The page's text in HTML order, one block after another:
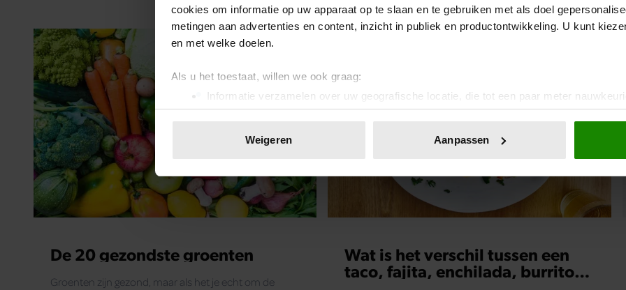
cookies om informatie op uw apparaat op te slaan en te gebruiken met als doel
metingen aan advertenties en content, inzicht in publiek en productontwikkeling. U kunt
en met welke doelen.
Als u het toestaat, willen we ook graag:
Informatie verzamelen over uw geografische locatie, die tot een paar meter
Uw apparaat identificeren door het actief te scannen op specifieke eigenschappen
toestemming op elk moment wijzigen of intrekken in de Cookieverklaring.
We gebruiken cookies om content en advertenties te personaliseren, om functies voor social
websiteverkeer te analyseren. Ook delen we informatie over uw gebruik van onze site met
media, adverteren en analyse. Deze partners kunnen deze gegevens combineren met
onze website blijft gebruiken.
Weigeren Aanpassen
De 20 gezondste groenten
Groenten zijn gezond, maar als het je echt om de
Wat is het verschil tussen een
taco, fajita, enchilada, burrito